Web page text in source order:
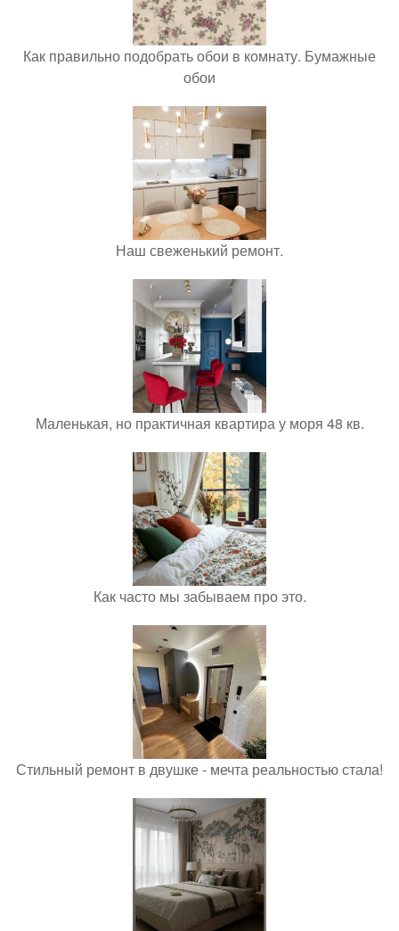
Как правильно подобрать обои в комнату. Бумажные
обои
Наш свеженький ремонт.
Маленькая, но практичная квартира у моря 48 кв.
Как часто мы забываем про это.
Стильный ремонт в двушке - мечта реальностью стала!